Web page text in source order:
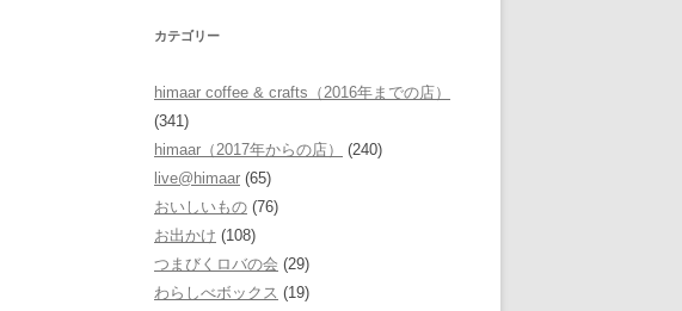
カテゴリー
himaar coffee & crafts（2016年までの店）
(341)
himaar（2017年からの店）
(240)
live@himaar (65)
おいしいもの (76)
お出かけ (108)
つまびくロバの会 (29)
わらしべボックス (19)